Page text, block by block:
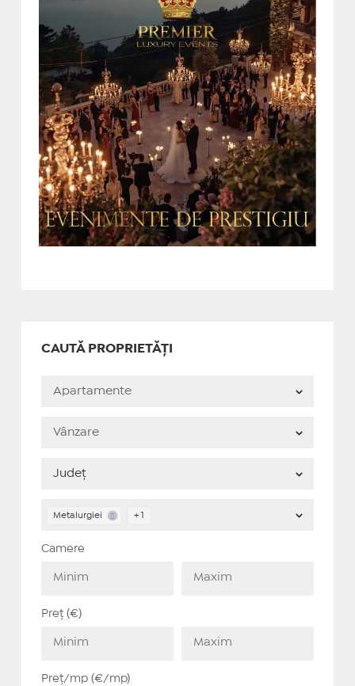
CAUTĂ PROPRIETĂȚI
Metalurgiei + 1
Camere
Preț (€)
Preț/mp (€/mp)